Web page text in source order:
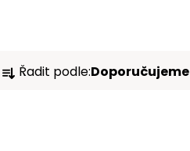
Ř Řadit podle:Doporučujeme